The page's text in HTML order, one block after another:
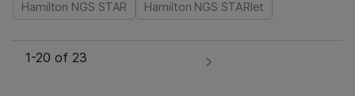
Hamilton NGS STAR Hamilton NGS STARlet
1-20 of 23